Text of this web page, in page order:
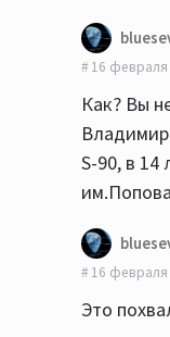
16 февраля
Как? Вы
S-90, в
16 февраля
Это